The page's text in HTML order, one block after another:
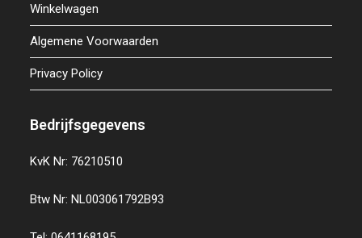
Winkelwagen
Algemene Voorwaarden
Privacy Policy
Bedrijfsgegevens
KvK Nr: 76210510
Btw Nr: NL003061792B93